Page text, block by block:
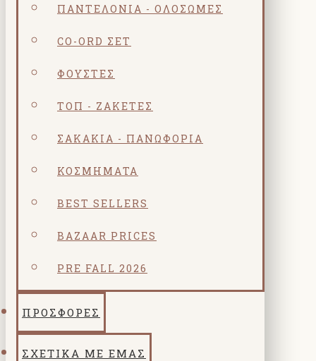
ΠΑΝΤΕΛΌΝΙΑ - ΟΛΌΣΩΜΕΣ
CO-ORD ΣΕΤ
ΦΟΎΣΤΕΣ
ΤΟΠ - ΖΑΚΈΤΕΣ
ΣΑΚΆΚΙΑ - ΠΑΝΩΦΌΡΙΑ
ΚΟΣΜΗΜΑΤΑ
BEST SELLERS
BAZAAR PRICES
PRE FALL 2026
ΠΡΟΣΦΟΡΕΣ
ΣΧΕΤΙΚΑ ΜΕ ΕΜΑΣ